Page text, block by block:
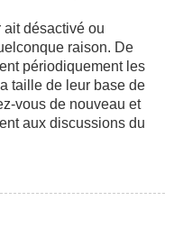
ait désactivé ou
raison. De
périodiquement les
taille de leur base de
vous de nouveau et
aux discussions du